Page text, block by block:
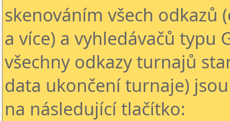
skenováním všech odkazů
a více) a vyhledávačů typu
všechny odkazy turnajů
data ukončení turnaje)
na následující tlačítko: